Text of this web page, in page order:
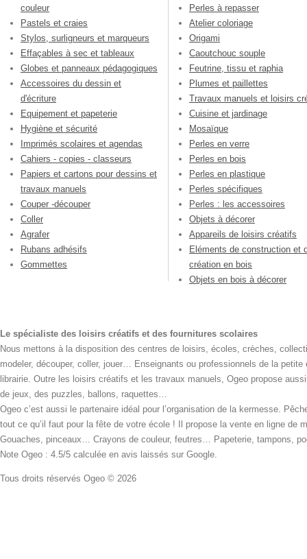
couleur
Pastels et craies
Stylos, surligneurs et marqueurs
Effaçables à sec et tableaux
Globes et panneaux pédagogiques
Accessoires du dessin et
d'écriture
Equipement et papeterie
Hygiène et sécurité
Imprimés scolaires et agendas
Cahiers - copies - classeurs
Papiers et cartons pour dessins et
travaux manuels
Couper -découper
Coller
Agrafer
Rubans adhésifs
Gommettes
Perles à repasser
Atelier coloriage
Origami
Caoutchouc souple
Feutrine, tissu et raphia
Plumes et paillettes
Travaux manuels et loisirs
Cuisine et jardinage
Mosaïque
Perles en verre
Perles en bois
Perles en plastique
Perles spécifiques
Perles : les accessoires
Objets à décorer
Appareils de loisirs créatifs
Eléments de construction et
création en bois
Objets en bois à décorer
Le spécialiste des loisirs créatifs et des fournitures scolaires
Nous mettons à la disposition des centres de loisirs, écoles, crèches,
modeler, découper, coller, jouer… Enseignants ou professionnels de la
librairie. Outre les loisirs créatifs et les travaux manuels, Ogeo propose
de jeux, des puzzles, ballons, raquettes…
Ogeo c’est aussi le partenaire idéal pour l’organisation de la kermesse.
tout ce qu’il faut pour la fête de votre école ! Il propose la vente en ligne
Gouaches, pinceaux… Crayons de couleur, feutres… Papeterie, tampons,
Note Ogeo : 4.5/5 calculée en avis laissés sur Google.
Tous droits réservés Ogeo © 2026